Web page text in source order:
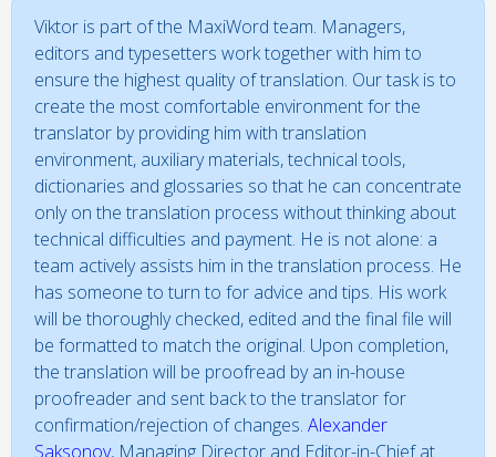
Viktor is part of the MaxiWord team. Managers,
editors and typesetters work together with him to
ensure the highest quality of translation. Our task is to
create the most comfortable environment for the
translator by providing him with translation
environment, auxiliary materials, technical tools,
dictionaries and glossaries so that he can concentrate
only on the translation process without thinking about
technical difficulties and payment. He is not alone: a
team actively assists him in the translation process. He
has someone to turn to for advice and tips. His work
will be thoroughly checked, edited and the final file will
be formatted to match the original. Upon completion,
the translation will be proofread by an in-house
proofreader and sent back to the translator for
confirmation/rejection of changes. Alexander
Saksonov, Managing Director and Editor-in-Chief at